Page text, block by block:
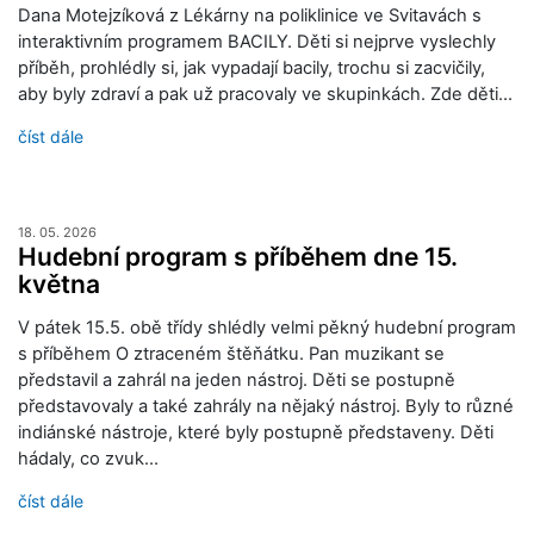
Dana Motejzíková z Lékárny na poliklinice ve Svitavách s
interaktivním programem BACILY. Děti si nejprve vyslechly
příběh, prohlédly si, jak vypadají bacily, trochu si zacvičily,
aby byly zdraví a pak už pracovaly ve skupinkách. Zde děti…
číst dále
18. 05. 2026
Hudební program s příběhem dne 15.
května
V pátek 15.5. obě třídy shlédly velmi pěkný hudební program
s příběhem O ztraceném štěňátku. Pan muzikant se
představil a zahrál na jeden nástroj. Děti se postupně
představovaly a také zahrály na nějaký nástroj. Byly to různé
indiánské nástroje, které byly postupně představeny. Děti
hádaly, co zvuk…
číst dále